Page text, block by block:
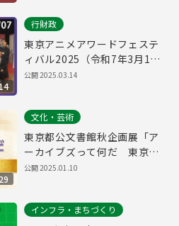
行財政
東京アニメアワードフェステ
ィバル2025（令和7年3月14
日 東京デイリーニュース
公開2025.03.14
文化・芸術
東京都公文書館秋企画展「ア
ーカイブズって何だ 東京都
域の変遷と所蔵資料の形成
公開2025.01.10
インフラ・まちづくり